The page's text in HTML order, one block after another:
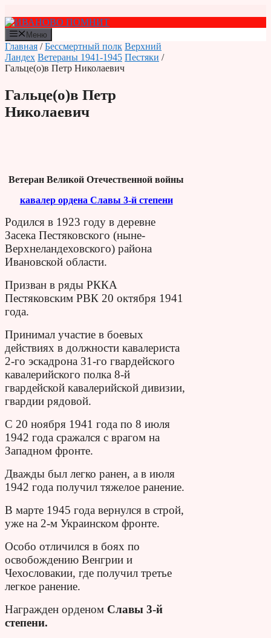
к
содержимому
Меню
Главная /Бессмертный полк Верхний
Ландех Ветераны 1941-1945 Пестяки /
Гальце(о)в Петр Николаевич
Гальце(о)в Петр
Николаевич
Ветеран Великой Отечественной войны
кавалер ордена Славы 3-й степени
Родился в 1923 году в деревне
Засека Пестяковского (ныне-
Верхнеландеховского) района
Ивановской области.
Призван в ряды РККА
Пестяковским РВК 20 октября 1941
года.
Принимал участие в боевых
действиях в должности кавалериста
2-го эскадрона 31-го гвардейского
кавалерийского полка 8-й
гвардейской кавалерийской дивизии,
гвардии рядовой.
С 20 ноября 1941 года по 8 июля
1942 года сражался с врагом на
Западном фронте.
Дважды был легко ранен, а в июля
1942 года получил тяжелое ранение.
В марте 1945 года вернулся в строй,
уже на 2-м Украинском фронте.
Особо отличился в боях по
освобождению Венгрии и
Чехословакии, где получил третье
легкое ранение.
Награжден орденом Славы 3-й
степени.